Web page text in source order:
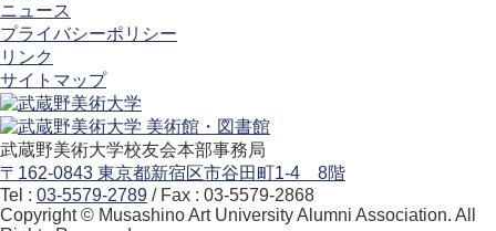
ニュース
プライバシーポリシー
リンク
サイトマップ
武蔵野美術大学校友会本部事務局
〒162-0843 東京都新宿区市谷田町1-4 8階
Tel : 03-5579-2789 / Fax : 03-5579-2868
Copyright © Musashino Art University Alumni Association. All